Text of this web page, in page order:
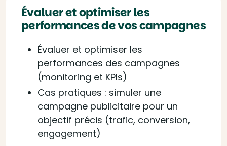
Évaluer et optimiser les
performances de vos campagnes
Évaluer et optimiser les
performances des campagnes
(monitoring et KPIs)
Cas pratiques : simuler une
campagne publicitaire pour un
objectif précis (trafic, conversion,
engagement)